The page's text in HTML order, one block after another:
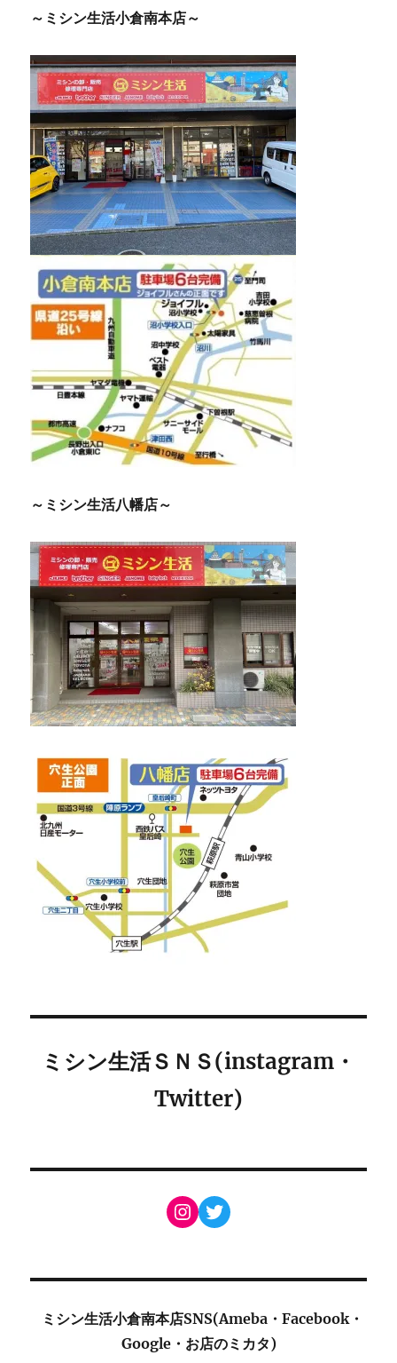
～ミシン生活小倉南本店～
～ミシン生活八幡店～
ミシン生活ＳＮＳ(instagram・
Twitter)
Instagram
Twitter
ミシン生活小倉南本店SNS(Ameba・Facebook・
Google・お店のミカタ)